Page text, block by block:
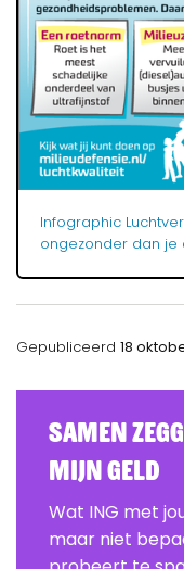
Infographic
ongezonder dan je
Gepubliceerd 18
Samen
Mijn Geld
Wat ING met
maar niet